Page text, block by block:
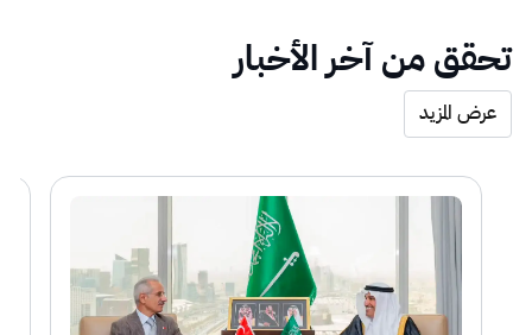
تحقق من آخر الأخبار
عرض المزيد